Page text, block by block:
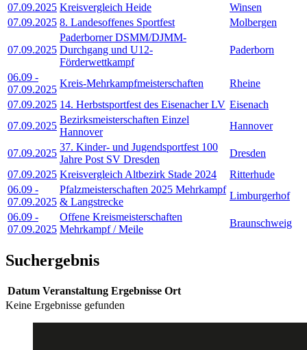
07.09.2025 Kreisvergleich Heide
Winsen
07.09.2025 8. Landesoffenes Sportfest Molbergen
07.09.2025
Paderborner DSMM/DJMM-
Durchgang und U12-
Förderwettkampf
Paderborn
06.09 -
07.09.2025
Kreis-Mehrkampfmeisterschaften
Rheine
07.09.2025 14. Herbstsportfest des Eisenacher LV Eisenach
07.09.2025
Bezirksmeisterschaften Einzel
Hannover
Hannover
07.09.2025
37. Kinder- und Jugendsportfest 100
Jahre Post SV Dresden
Dresden
07.09.2025 Kreisvergleich Altbezirk Stade 2024
Ritterhude
06.09 -
07.09.2025
Pfalzmeisterschaften 2025 Mehrkampf
& Langstrecke
Limburgerhof
06.09 -
07.09.2025
Offene Kreismeisterschaften
Mehrkampf / Meile
Braunschweig
Suchergebnis
Datum Veranstaltung Ergebnisse Ort
Keine Ergebnisse gefunden